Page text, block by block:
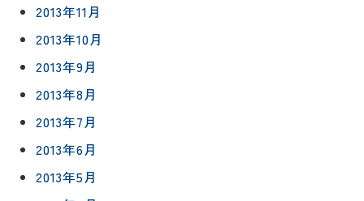
2013年11月
2013年10月
2013年9月
2013年8月
2013年7月
2013年6月
2013年5月